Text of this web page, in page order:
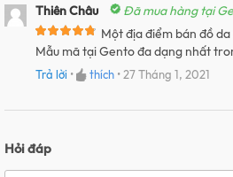
Thiên Châu
Đã mua hàng tại
Một địa điểm bán đồ
Mẫu mã tại Gento đa dạng nhất
Trả lời • thích •27 Tháng 1, 2021
Hỏi đáp